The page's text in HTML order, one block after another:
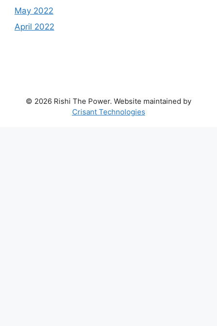
May 2022
April 2022
© 2026 Rishi The Power. Website maintained by
Crisant Technologies